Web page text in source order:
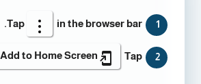
1
Tap in the browser bar.
2
Tap
Add to Home Screen